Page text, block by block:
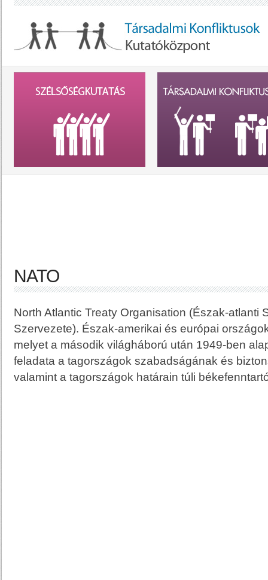
NATO
North Atlantic Treaty Organisation (Észak-atlanti
Szervezete). Észak-amerikai és európai
melyet a második világháború után 1949-ben
feladata a tagországok szabadságának és
valamint a tagországok határain túli